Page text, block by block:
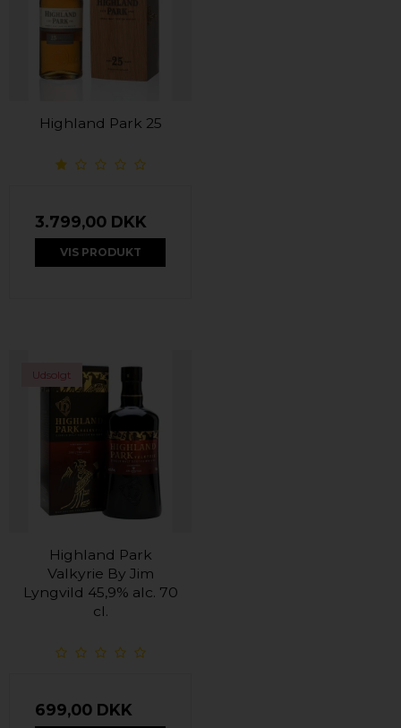
Highland Park 25
3.799,00 DKK
VIS PRODUKT
Udsolgt
Highland Park
Valkyrie By Jim
Lyngvild 45,9% alc. 70
cl.
699,00 DKK